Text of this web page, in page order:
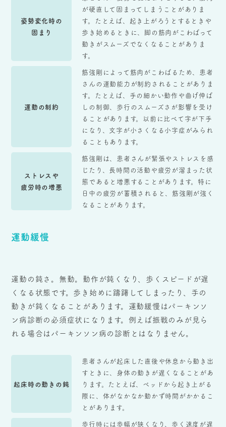
姿勢変化時の
固まり
が硬直して固まってしまうことがありま
す。たとえば、起き上がろうとするときや
歩き始めるときに、脚の筋肉がこわばって
動きがスムーズでなくなることがありま
す。
運動の制約
筋強剛によって筋肉がこわばるため、患者
さんの運動能力が制約されることがありま
す。たとえば、手の細かい動作や曲げ伸ば
しの制御、歩行のスムーズさが影響を受け
ることがあります。以前に比べて字が下手
になり、文字が小さくなる小字症がみられ
ることもあります。
ストレスや
疲労時の増悪
筋強剛は、患者さんが緊張やストレスを感
じたり、長時間の活動や疲労が溜まった状
態であると増悪することがあります。特に
日中の疲労が蓄積されると、筋強剛が強く
なることがあります。
運動緩慢
運動の鈍さ。無動。動作が鈍くなり、歩くスピードが遅
くなる状態です。歩き始めに躊躇してしまったり、手の
動きが鈍くなることがあります。運動緩慢はパーキンソ
ン病診断の必須症状になります。例えば振戦のみが見ら
れる場合はパーキンソン病の診断とはなりません。
起床時の動きの鈍
患者さんが起床した直後や休息から動き出
すときに、身体の動きが遅くなることがあ
ります。たとえば、ベッドから起き上がる
際に、体がなかなか動かず時間がかかるこ
とがあります。
歩行時には歩幅が狭くなり、歩く速度が遅